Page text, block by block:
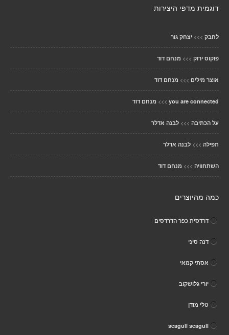
דוגמית מדפי היצירות
לחבק >>> יצחק גור
פוקוס ירוק >>> מנחם דוד
אוצר מילים >>> מנחם דוד
you are connected
>>> מנחם דוד
על הכתיבה >>> לבנה אדלר
תפילה >>> לבנה אדלר
השתחוויה >>> מנחם דוד
כמה מהיוצרים
דרדסית כפר הדרדסים
דנה סיני
אסתי קמאי
יורי גלושקוב
טלי מודן
seagull seagull